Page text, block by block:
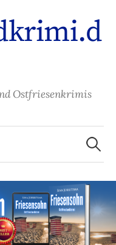
Ostfriesenkrimis
Suchen
nach: